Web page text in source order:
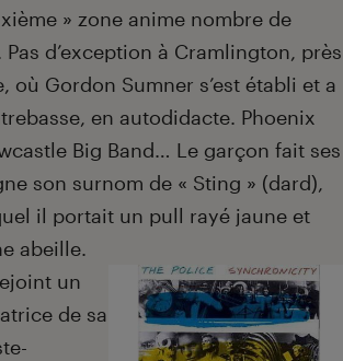
» zone anime nombre de
d’exception à Cramlington, près
où Gordon Sumner s’est établi et a
en autodidacte. Phoenix
Big Band… Le garçon fait ses
son surnom de « Sting » (dard),
il portait un pull rayé jaune et
abeille.
un
de sa